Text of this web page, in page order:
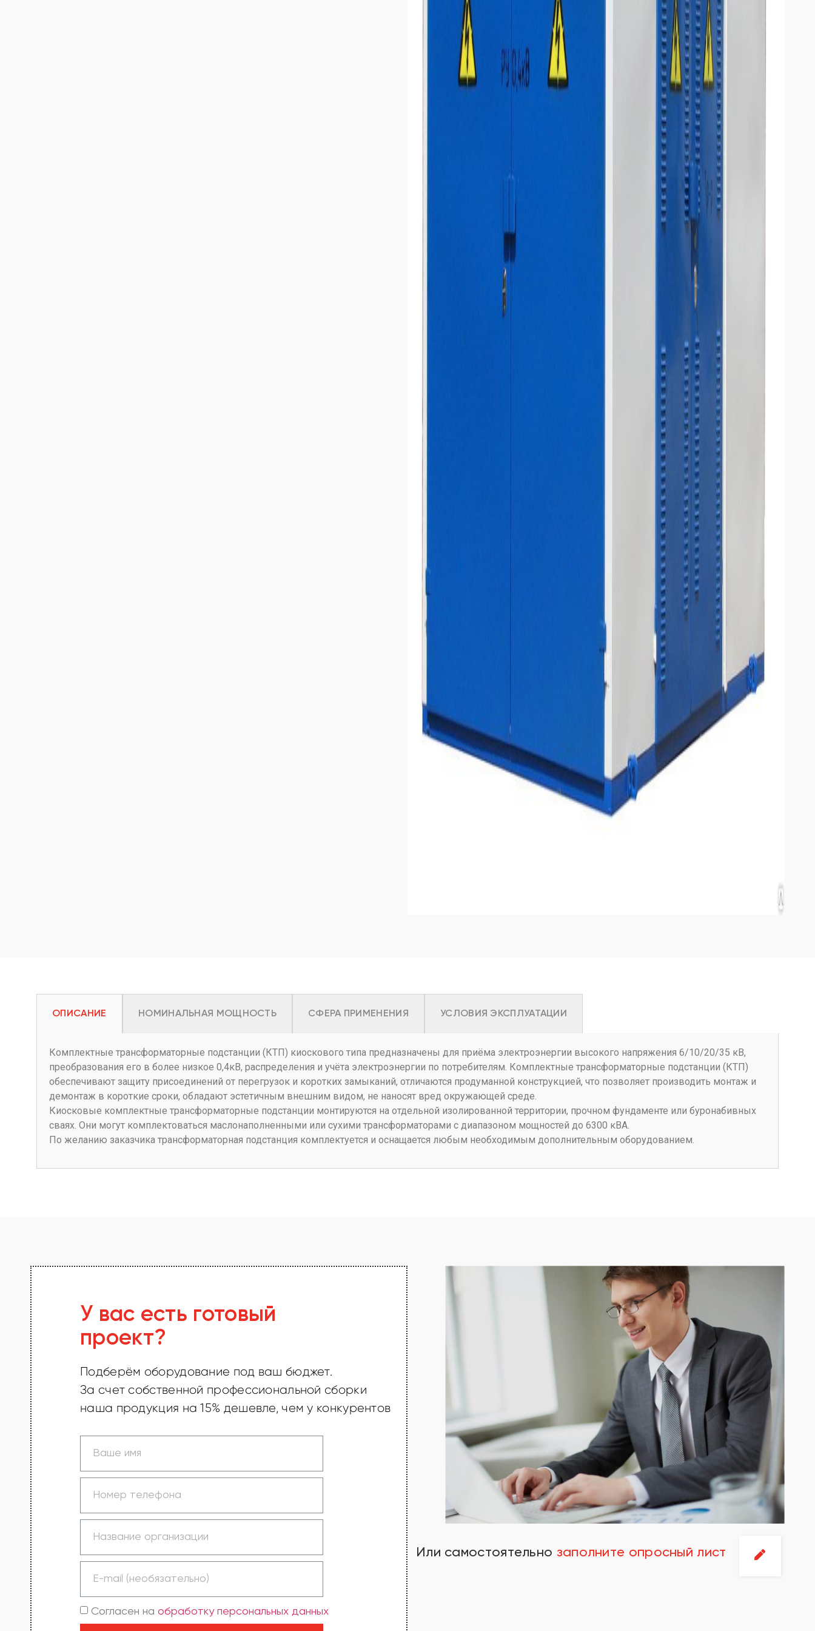
ОПИСАНИЕ НОМИНАЛЬНАЯ МОЩНОСТЬ СФЕРА ПРИМЕНЕНИЯ УСЛОВИЯ ЭКСПЛУАТАЦИИ
Комплектные трансформаторные подстанции (КТП) киоскового типа предназначены для приёма электроэнергии высокого напряжения 6/10/20/35 кВ,
преобразования его в более низкое 0,4кВ, распределения и учёта электроэнергии по потребителям. Комплектные трансформаторные подстанции (КТП)
обеспечивают защиту присоединений от перегрузок и коротких замыканий, отличаются продуманной конструкцией, что позволяет производить монтаж и
демонтаж в короткие сроки, обладают эстетичным внешним видом, не наносят вред окружающей среде.
Киосковые комплектные трансформаторные подстанции монтируются на отдельной изолированной территории, прочном фундаменте или буронабивных
сваях. Они могут комплектоваться маслонаполненными или сухими трансформаторами с диапазоном мощностей до 6300 кВА.
По желанию заказчика трансформаторная подстанция комплектуется и оснащается любым необходимым дополнительным оборудованием.
У вас есть готовый
проект?
Подберём оборудование под ваш бюджет.
За счет собственной профессиональной сборки
наша продукция на 15% дешевле, чем у конкурентов
Согласен на обработку персональных данных
Или самостоятельно заполните опросный лист